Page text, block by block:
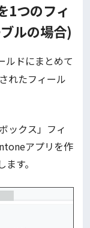
1つのフィ
ルの場合)
ルドにまとめて
れたフィール
ックス」フィ
アプリを作
す。